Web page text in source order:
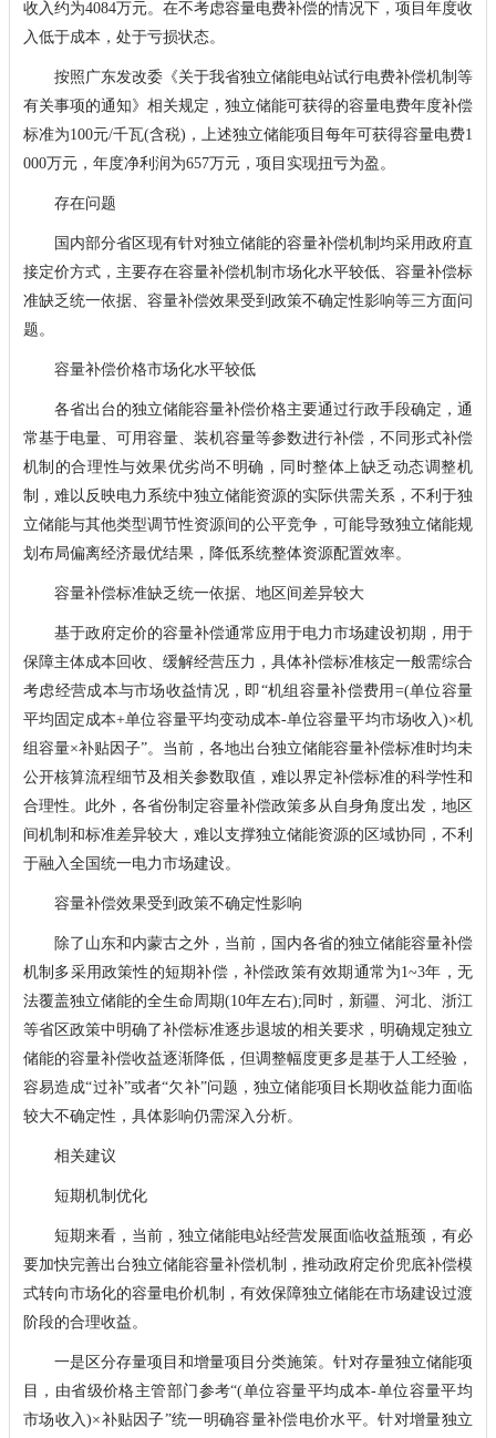
收入约为4084万元。在不考虑容量电费补偿的情况下，项目年度收
入低于成本，处于亏损状态。
按照广东发改委《关于我省独立储能电站试行电费补偿机制等
有关事项的通知》相关规定，独立储能可获得的容量电费年度补偿
标准为100元/千瓦(含税)，上述独立储能项目每年可获得容量电费1
000万元，年度净利润为657万元，项目实现扭亏为盈。
存在问题
国内部分省区现有针对独立储能的容量补偿机制均采用政府直
接定价方式，主要存在容量补偿机制市场化水平较低、容量补偿标
准缺乏统一依据、容量补偿效果受到政策不确定性影响等三方面问
题。
容量补偿价格市场化水平较低
各省出台的独立储能容量补偿价格主要通过行政手段确定，通
常基于电量、可用容量、装机容量等参数进行补偿，不同形式补偿
机制的合理性与效果优劣尚不明确，同时整体上缺乏动态调整机
制，难以反映电力系统中独立储能资源的实际供需关系，不利于独
立储能与其他类型调节性资源间的公平竞争，可能导致独立储能规
划布局偏离经济最优结果，降低系统整体资源配置效率。
容量补偿标准缺乏统一依据、地区间差异较大
基于政府定价的容量补偿通常应用于电力市场建设初期，用于
保障主体成本回收、缓解经营压力，具体补偿标准核定一般需综合
考虑经营成本与市场收益情况，即“机组容量补偿费用=(单位容量
平均固定成本+单位容量平均变动成本-单位容量平均市场收入)×机
组容量×补贴因子”。当前，各地出台独立储能容量补偿标准时均未
公开核算流程细节及相关参数取值，难以界定补偿标准的科学性和
合理性。此外，各省份制定容量补偿政策多从自身角度出发，地区
间机制和标准差异较大，难以支撑独立储能资源的区域协同，不利
于融入全国统一电力市场建设。
容量补偿效果受到政策不确定性影响
除了山东和内蒙古之外，当前，国内各省的独立储能容量补偿
机制多采用政策性的短期补偿，补偿政策有效期通常为1~3年，无
法覆盖独立储能的全生命周期(10年左右);同时，新疆、河北、浙江
等省区政策中明确了补偿标准逐步退坡的相关要求，明确规定独立
储能的容量补偿收益逐渐降低，但调整幅度更多是基于人工经验，
容易造成“过补”或者“欠补”问题，独立储能项目长期收益能力面临
较大不确定性，具体影响仍需深入分析。
相关建议
短期机制优化
短期来看，当前，独立储能电站经营发展面临收益瓶颈，有必
要加快完善出台独立储能容量补偿机制，推动政府定价兜底补偿模
式转向市场化的容量电价机制，有效保障独立储能在市场建设过渡
阶段的合理收益。
一是区分存量项目和增量项目分类施策。针对存量独立储能项
目，由省级价格主管部门参考“(单位容量平均成本-单位容量平均
市场收入)×补贴因子”统一明确容量补偿电价水平。针对增量独立